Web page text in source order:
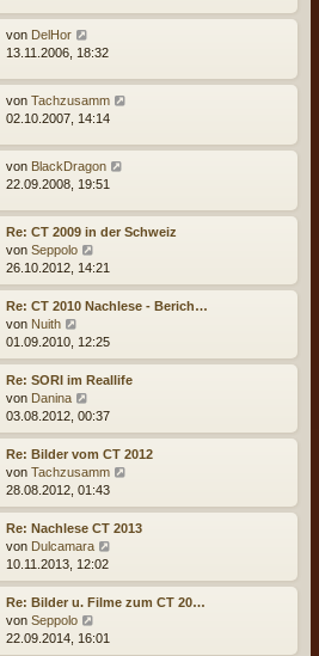
g
r
B
i
t
r
g
e
t
B
i
t
r
g
von DelHor
e
e
s
t
B
i
t
r
a
g
13.11.2006, 18:32
von Tachzusamm
e
r
r
02.10.2007, 14:14
von BlackDragon
e
s
r
B
t
r
22.09.2008, 19:51
Re: CT 2009 in der Schweiz
von Seppolo
e
u
e
t
e
r
e
r
a
g
26.10.2012, 14:21
Re: CT 2010 Nachlese - Berich…
von Nuith
e
u
e
s
t
e
e
r
a
g
01.09.2010, 12:25
Re: SORI im Reallife
von Danina
e
u
e
s
t
e
r
e
r
a
g
03.08.2012, 00:37
Re: Bilder vom CT 2012
von Tachzusamm
u
e
e
28.08.2012, 01:43
Re: Nachlese CT 2013
von Dulcamara
u
e
e
10.11.2013, 12:02
Re: Bilder u. Filme zum CT 20…
von Seppolo
e
22.09.2014, 16:01